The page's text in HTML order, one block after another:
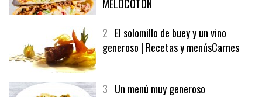
MELOCOTÓN
2 El solomillo de buey y un vino
generoso | Recetas y menúsCarnes
3 Un menú muy generoso